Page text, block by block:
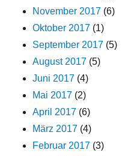
November 2017 (6)
Oktober 2017 (1)
September 2017 (5)
August 2017 (5)
Juni 2017 (4)
Mai 2017 (2)
April 2017 (6)
März 2017 (4)
Februar 2017 (3)